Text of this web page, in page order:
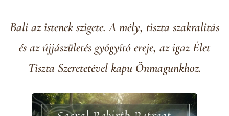
Bali az istenek szigete. A mély, tiszta szakralitás
és az újjászületés gyógyító ereje, az igaz Élet
Tiszta Szeretetével kapu Önmagunkhoz.